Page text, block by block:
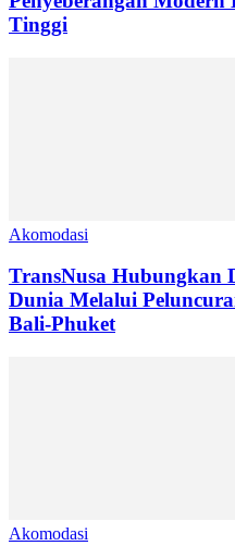
Tinggi
Akomodasi
TransNusa Hubungkan
Dunia Melalui
Bali-Phuket
Akomodasi